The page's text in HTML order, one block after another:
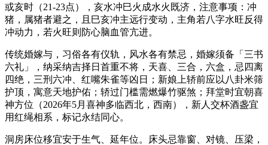
或亥时（21-23点），亥水冲巳火成水火既济，注意事项：冲
猪，属猪者避之，且巳亥冲主远行变动，主角若八字水旺反得
冲动力，若火旺则防心脑血管亢进。
传统婚嫁与，习俗各有仪轨，风水各有禁忌，婚嫁须备「三书
六礼」，纳采纳吉择日首重不将，天喜、三合，六盒，忌四离
四绝，三刑六冲、红嘴朱雀等凶日；新娘上轿前应以八卦米筛
护顶，寓意天地护佑；轿过门槛需燃爆竹驱煞；拜堂时宜朝喜
神方位（2026年5月喜神多临西北，西南），新人交杯酒盏宜
用红绳相系，标记永结同心。
洞房床位移宜安于生气、延年位。床头忌靠窗、对镜、压梁，